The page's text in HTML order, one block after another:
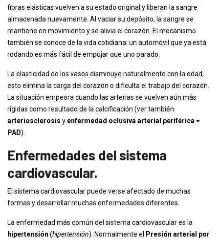
fibras elásticas vuelven a su estado original y liberan la sangre
almacenada nuevamente. Al vaciar su depósito, la sangre se
mantiene en movimiento y se alivia el corazón. El mecanismo
también se conoce de la vida cotidiana: un automóvil que ya está
rodando es más fácil de empujar que uno parado.
La elasticidad de los vasos disminuye naturalmente con la edad;
esto elimina la carga del corazón o dificulta el trabajo del corazón.
La situación empeora cuando las arterias se vuelven aún más
rígidas como resultado de la calcificación (ver también
arteriosclerosis y enfermedad oclusiva arterial periférica =
PAD).
Enfermedades del sistema
cardiovascular.
El sistema cardiovascular puede verse afectado de muchas
formas y desarrollar muchas enfermedades diferentes.
La enfermedad más común del sistema cardiovascular es la
hipertensión (hipertensión). Normalmente el
Presión arterial por